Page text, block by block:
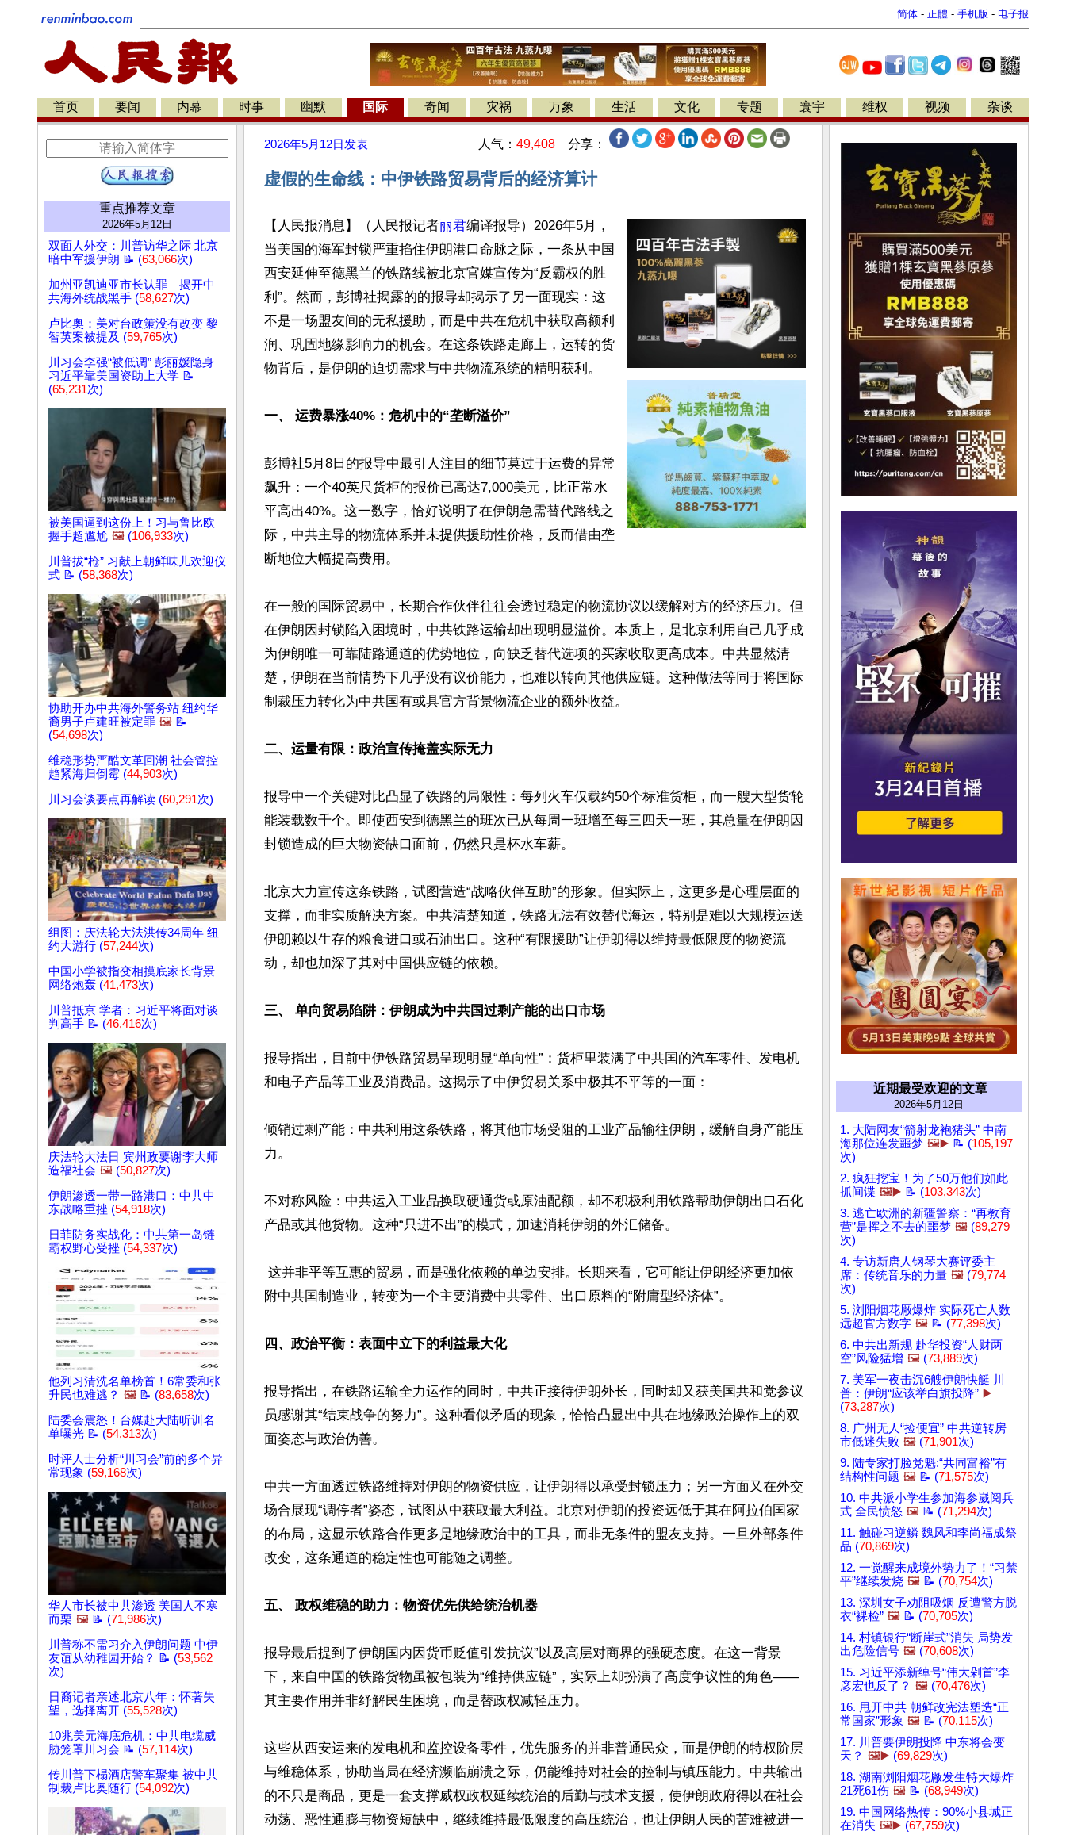
简体 - 正體 - 手机版 - 电子报
首页 要闻 内幕 时事 幽默 国际 奇闻 灾祸 万象 生活 文化 专题 寰宇 维权 视频 杂谈
重点推荐文章
2026年5月12日
双面人外交：川普访华之际 北京
暗中军援伊朗 📝 (63,066次)
加州亚凯迪亚市长认罪 揭开中
共海外统战黑手 (58,627次)
卢比奥：美对台政策没有改变 黎
智英案被提及 (59,765次)
川习会李强“被低调” 彭丽媛隐身
习近平靠美国资助上大学 📝
(65,231次)
被美国逼到这份上！习与鲁比欧
握手超尴尬 🖼️ (106,933次)
川普拔“枪” 习献上朝鲜味儿欢迎仪
式 📝 (58,368次)
协助开办中共海外警务站 纽约华
裔男子卢建旺被定罪 🖼️ 📝
(54,698次)
维稳形势严酷文革回潮 社会管控
趋紧海归倒霉 (44,903次)
川习会谈要点再解读 (60,291次)
组图：庆法轮大法洪传34周年 纽
约大游行 (57,244次)
中国小学被指变相摸底家长背景
网络炮轰 (41,473次)
川普抵京 学者：习近平将面对谈
判高手 📝 (46,416次)
庆法轮大法日 宾州政要谢李大师
造福社会 🖼️ (50,827次)
伊朗渗透一带一路港口：中共中
东战略重挫 (54,918次)
日菲防务实战化：中共第一岛链
霸权野心受挫 (54,337次)
他列习清洗名单榜首！6常委和张
升民也难逃？ 🖼️ 📝 (83,658次)
陆委会震怒！台媒赴大陆听训名
单曝光 📝 (54,313次)
时评人士分析“川习会”前的多个异
常现象 (59,168次)
华人市长被中共渗透 美国人不寒
而栗 🖼️ 📝 (71,986次)
川普称不需习介入伊朗问题 中伊
友谊从幼稚园开始？ 📝 (53,562
次)
日裔记者亲述北京八年：怀著失
望，选择离开 (55,528次)
10兆美元海底危机：中共电缆威
胁笼罩川习会 📝 (57,114次)
传川普下榻酒店警车聚集 被中共
制裁卢比奥随行 (54,092次)
2026年5月12日 发表 人气： 49,408 分享：
虚假的生命线：中伊铁路贸易背后的经济算计
【人民报消息】（人民报记者丽君编译报导）2026年5月，
当美国的海军封锁严重掐住伊朗港口命脉之际，一条从中国
西安延伸至德黑兰的铁路线被北京官媒宣传为“反霸权的胜
利”。然而，彭博社揭露的的报导却揭示了另一面现实：这
不是一场盟友间的无私援助，而是中共在危机中获取高额利
润、巩固地缘影响力的机会。在这条铁路走廊上，运转的货
物背后，是伊朗的迫切需求与中共物流系统的精明获利。
一、 运费暴涨40%：危机中的“垄断溢价”
彭博社5月8日的报导中最引人注目的细节莫过于运费的异常
飙升：一个40英尺货柜的报价已高达7,000美元，比正常水
平高出40%。这一数字，恰好说明了在伊朗急需替代路线之
际，中共主导的物流体系并未提供援助性价格，反而借由垄
断地位大幅提高费用。
在一般的国际贸易中，长期合作伙伴往往会透过稳定的物流协议以缓解对方的经济压力。但
在伊朗因封锁陷入困境时，中共铁路运输却出现明显溢价。本质上，是北京利用自己几乎成
为伊朗唯一可靠陆路通道的优势地位，向缺乏替代选项的买家收取更高成本。中共显然清
楚，伊朗在当前情势下几乎没有议价能力，也难以转向其他供应链。这种做法等同于将国际
制裁压力转化为中共国有或具官方背景物流企业的额外收益。
二、运量有限：政治宣传掩盖实际无力
报导中一个关键对比凸显了铁路的局限性：每列火车仅载约50个标准货柜，而一艘大型货轮
能装载数千个。即使西安到德黑兰的班次已从每周一班增至每三四天一班，其总量在伊朗因
封锁造成的巨大物资缺口面前，仍然只是杯水车薪。
北京大力宣传这条铁路，试图营造“战略伙伴互助”的形象。但实际上，这更多是心理层面的
支撑，而非实质解决方案。中共清楚知道，铁路无法有效替代海运，特别是难以大规模运送
伊朗赖以生存的粮食进口或石油出口。这种“有限援助”让伊朗得以维持最低限度的物资流
动，却也加深了其对中国供应链的依赖。
三、 单向贸易陷阱：伊朗成为中共国过剩产能的出口市场
报导指出，目前中伊铁路贸易呈现明显“单向性”：货柜里装满了中共国的汽车零件、发电机
和电子产品等工业及消费品。这揭示了中伊贸易关系中极其不平等的一面：
倾销过剩产能：中共利用这条铁路，将其他市场受阻的工业产品输往伊朗，缓解自身产能压
力。
不对称风险：中共运入工业品换取硬通货或原油配额，却不积极利用铁路帮助伊朗出口石化
产品或其他货物。这种“只进不出”的模式，加速消耗伊朗的外汇储备。
附中共国制造业，转变为一个主要消费中共零件、出口原料的“附庸型经济体”。
四、政治平衡：表面中立下的利益最大化
报导指出，在铁路运输全力运作的同时，中共正接待伊朗外长，同时却又获美国共和党参议
员感谢其“结束战争的努力”。这种看似矛盾的现象，恰恰凸显出中共在地缘政治操作上的双
面姿态与政治伪善。
中共一方面透过铁路维持对伊朗的物资供应，让伊朗得以承受封锁压力；另一方面又在外交
场合展现“调停者”姿态，试图从中获取最大利益。北京对伊朗的投资远低于其在阿拉伯国家
的布局，这显示铁路合作更多是地缘政治中的工具，而非无条件的盟友支持。一旦外部条件
改变，这条通道的稳定性也可能随之调整。
五、 政权维稳的助力：物资优先供给统治机器
报导最后提到了伊朗国内因货币贬值引发抗议”以及高层对商界的强硬态度。在这一背景
下，来自中国的铁路货物虽被包装为“维持供应链”，实际上却扮演了高度争议性的角色——
其主要作用并非纾解民生困境，而是替政权减轻压力。
这些从西安运来的发电机和监控设备零件，优先服务的并非普通民众，而是伊朗的特权阶层
与维稳体系，协助当局在经济濒临崩溃之际，仍能维持对社会的控制与镇压能力。中共输出
的不只是商品，更是一套支撑威权政权延续统治的后勤与技术支援，使伊朗政府得以在社会
动荡、恶性通膨与物资短缺中，继续维持最低限度的高压统治，也让伊朗人民的苦难被进一
近期最受欢迎的文章
2026年5月12日
1. 大陆网友“箭射龙袍猪头” 中南
海那位连发噩梦 🖼️▶️ 📝 (105,197
次)
2. 疯狂挖宝！为了50万他们如此
抓间谍 🖼️▶️ 📝 (103,343次)
3. 逃亡欧洲的新疆警察：“再教育
营”是挥之不去的噩梦 🖼️ (89,279
次)
4. 专访新唐人钢琴大赛评委主
席：传统音乐的力量 🖼️ (79,774
次)
5. 浏阳烟花厰爆炸 实际死亡人数
远超官方数字 🖼️ 📝 (77,398次)
6. 中共出新规 赴华投资“人财两
空”风险猛增 🖼️ (73,889次)
7. 美军一夜击沉6艘伊朗快艇 川
普：伊朗“应该举白旗投降” ▶️
(73,287次)
8. 广州无人“捡便宜” 中共逆转房
市低迷失败 🖼️ (71,901次)
9. 陆专家打脸党魁:“共同富裕”有
结构性问题 🖼️ 📝 (71,575次)
10. 中共派小学生参加海参崴阅兵
式 全民愤怒 🖼️ 📝 (71,294次)
11. 触碰习逆鳞 魏凤和李尚福成祭
品 (70,869次)
12. 一觉醒来成境外势力了！“习禁
平”继续发烧 🖼️ 📝 (70,754次)
13. 深圳女子劝阻吸烟 反遭警方脱
衣“裸检” 🖼️ 📝 (70,705次)
14. 村镇银行“断崖式”消失 局势发
出危险信号 🖼️ (70,608次)
15. 习近平添新绰号“伟大剁首”李
彦宏也反了？ 🖼️ (70,476次)
16. 甩开中共 朝鲜改宪法塑造“正
常国家”形象 🖼️ 📝 (70,115次)
17. 川普要伊朗投降 中东将会变
天？ 🖼️▶️ (69,829次)
18. 湖南浏阳烟花厰发生特大爆炸
21死61伤 🖼️ 📝 (68,949次)
19. 中国网络热传：90%小县城正
在消失 🖼️▶️ (67,759次)